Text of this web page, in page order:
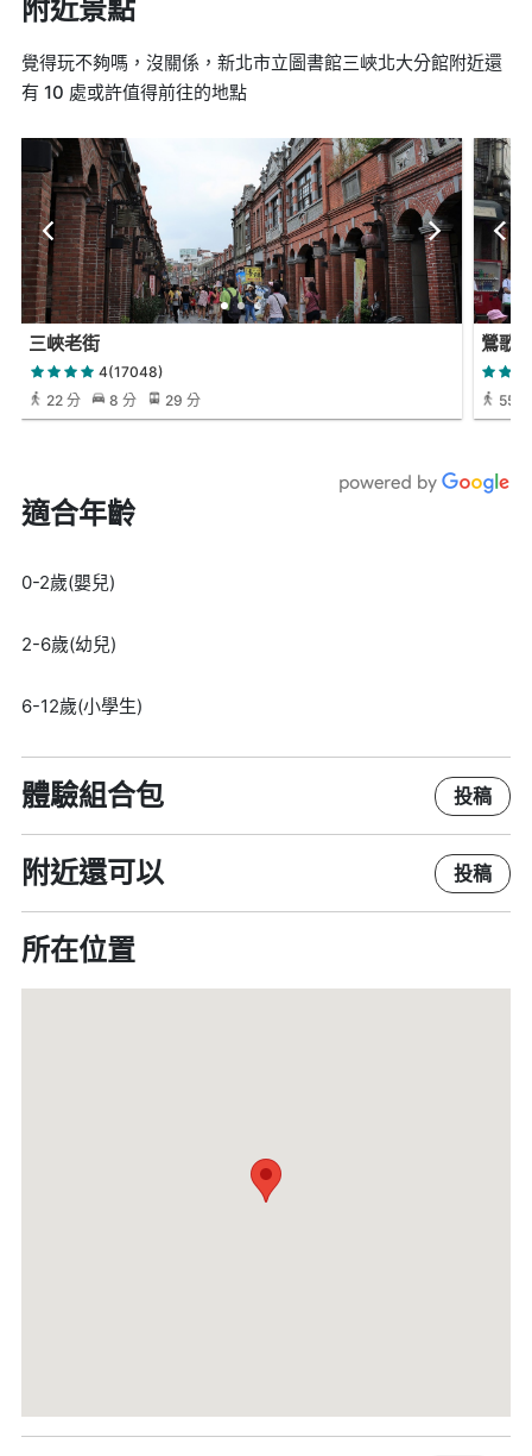
附近景點
覺得玩不夠嗎，沒關係，新北市立圖書館三峽北大分館附近還
有 10 處或許值得前往的地點
三峽老街
4(17048)
22 分
8 分 29 分
鶯歌
55 分
適合年齡
0-2歲(嬰兒)
2-6歲(幼兒)
6-12歲(小學生)
體驗組合包 投稿
附近還可以 投稿
所在位置